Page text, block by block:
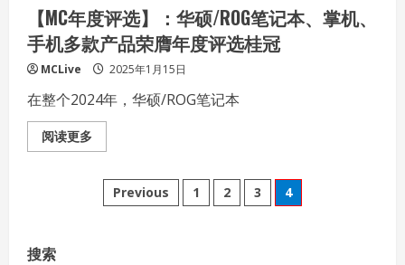
玄
戒
O1
的
小
米
15S
Pro
等
品
发
【MC年度评选】：华硕/ROG笔记本、掌机、
手机多款产品荣膺年度评选桂冠
MCLive 2025年1月15日
在整个2024年，华硕/ROG笔记本
阅读更多Read
more
评文
Previous 1 2 3 4
搜索